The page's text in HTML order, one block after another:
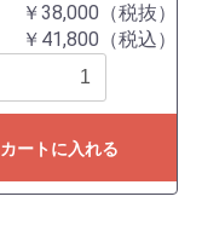
￥38,000（税抜）
￥41,800（税込）
カートに入れる